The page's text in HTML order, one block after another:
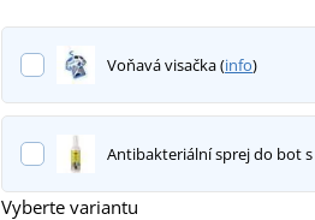
Voňavá visačka (info)
Antibakteriální sprej do bot
Vyberte variantu